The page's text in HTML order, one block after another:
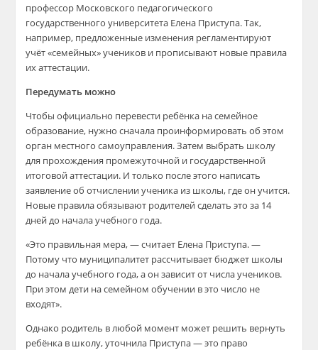
профессор Московского педагогического
государственного университета Елена Приступа. Так,
например, предложенные изменения регламентируют
учёт «семейных» учеников и прописывают новые правила
их аттестации.
Передумать можно
Чтобы официально перевести ребёнка на семейное
образование, нужно сначала проинформировать об этом
орган местного самоуправления. Затем выбрать школу
для прохождения промежуточной и государственной
итоговой аттестации. И только после этого написать
заявление об отчислении ученика из школы, где он учится.
Новые правила обязывают родителей сделать это за 14
дней до начала учебного года.
«Это правильная мера, — считает Елена Приступа. —
Потому что муниципалитет рассчитывает бюджет школы
до начала учебного года, а он зависит от числа учеников.
При этом дети на семейном обучении в это число не
входят».
Однако родитель в любой момент может решить вернуть
ребёнка в школу, уточнила Приступа — это право